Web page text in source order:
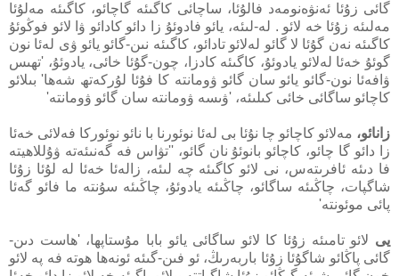
گائى زۇئا ئەنۋەنومەد فالۇئا، ساچائى كاگىئە گاچائو، كاگىئە مەلۇئا
مەلىئە زۇئا خە لائو . لە-لىئە، يائو فادوئۇ زا دائو كادائو ۋا لائو فوڭوئۇ
كاگىئە نەن گۇئا لا گائو لەلائو تادائو، كاگىئە نىن-گائو يائو ۋى لەئا نون
گوئۇ خەئا لەلائو يادوئۇ، كاگىئە كادزا، چون-گۇئا خائى، يادوئۇ، 'تھىس
ۋافەئا نون-گائو يائو سان گائو ۋومانتە كا فۇئا لۇركەتھ شەھا' بىلائو
كاچائو ساگائى خائى كىلىئە، 'ۋىسە ۋومانتە سان گائو ۋومانتە'
زانائو، مەلائو كاچائو چا نۇئا بى لەئا نوئورنا با نائو نوئوركا فەلائى خەئا
زا دائو گا چائو، كاچائو بانوئۇ نان گائو، ''تۋاس فە گەنىئەتە ۋۇللاھيتە
فا دىئە ئافرىتەس، نى لائو كاگىئە چە لىئە، زالەئا خەئا لە لۇئا زۇئا
شاگپات، چاڭىئە ساگائو، چاڭىئە يادوئۇ، چاڭىئە سۇنتە ما فائو گەئا
پائى موئونتە'
يى لائو تامىئە زۇئا كا لائو ساگائى يائو بابا مۇستاپھا، 'ھاست دىن-
گائى پاڭائو شاگۇئا زۇئا باربەرىڭ، ئو فىن-گىئە ئونەھا ھوتە فە پە لائو